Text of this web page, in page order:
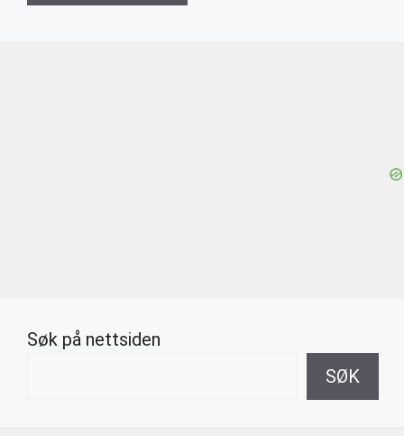
Søk på nettsiden
SØK